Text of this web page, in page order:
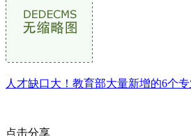
人才缺口大！教育部大量新增的6个
点击分享